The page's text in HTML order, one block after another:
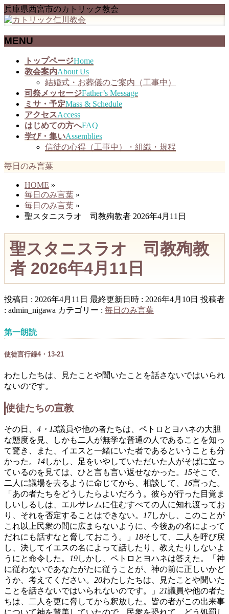
兵庫県西宮市のカトリック教会
MENU
トップページHome
教会案内About Us
結婚式・お葬儀のご案内（工事中）
司祭メッセージFather’s Message
ミサ・予定Mass & Schedule
アクセスAccess
はじめての方へFAQ
学び・集いAssemblies
信徒の心得（工事中）・組織・規程
毎日のみ言葉
HOME »
毎日のみ言葉 »
毎日のみ言葉 »
聖スタニスラオ 司教殉教者 2026年4月11日
聖スタニスラオ 司教殉教
者 2026年4月11日
投稿日 : 2026年4月11日 最終更新日時 : 2026年4月10日 投稿者
: admin_nigawa カテゴリー : 毎日のみ言葉
第一朗読
使徒言行録4・13-21
わたしたちは、見たことや聞いたことを話さないではいられ
ないのです。
使徒たちの宣教
その日、 4・13議員や他の者たちは、ペトロとヨハネの大胆
な態度を見、しかも二人が無学な普通の人であることを知っ
て驚き、また、イエスと一緒にいた者であるということも分
かった。
14しかし、足をいやしていただいた人がそばに立っ
ているのを見ては、ひと言も言い返せなかった。
15そこで、
二人に議場を去るように命じてから、相談して、
16言った。
「あの者たちをどうしたらよいだろう。彼らが行った目覚ま
しいしるしは、エルサレムに住むすべての人に知れ渡ってお
り、それを否定することはできない。
17しかし、このことが
これ以上民衆の間に広まらないように、今後あの名によって
だれにも話すなと脅しておこう。」
18そして、二人を呼び戻
し、決してイエスの名によって話したり、教えたりしないよ
うにと命令した。
19しかし、ペトロとヨハネは答えた。「神
に従わないであなたがたに従うことが、神の前に正しいかど
うか、考えてください。 20わたしたちは、見たことや聞いた
ことを話さないではいられないのです。」 21議員や他の者た
ちは、二人を更に脅してから釈放した。皆の者がこの出来事